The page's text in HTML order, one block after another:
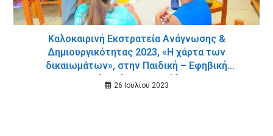
Καλοκαιρινή Εκστρατεία Ανάγνωσης &
Δημιουργικότητας 2023, «Η χάρτα των
δικαιωμάτων», στην Παιδική – Εφηβική
Βιβλιοθήκη της Σούδας
26 Ιουλίου 2023